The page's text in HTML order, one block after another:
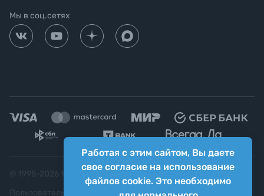
Работая с этим сайтом, Вы даете
свое согласие на использование
файлов cookie. Это необходимо
Мы в соц.сетях
Яркий фотомаркет ("Яркий Мир")
Пользовательское соглашение